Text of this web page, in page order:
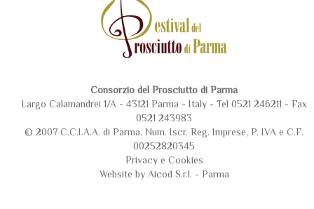
Consorzio del Prosciutto di Parma
Largo Calamandrei 1/A - 43121 Parma - Italy - Tel 0521 246211 - Fax
0521 243983
© 2007 C.C.I.A.A. di Parma. Num. Iscr. Reg. Imprese, P. IVA e C.F.
00252820345
Privacye Cookies
Website by Aicod S.r.l. - Parma